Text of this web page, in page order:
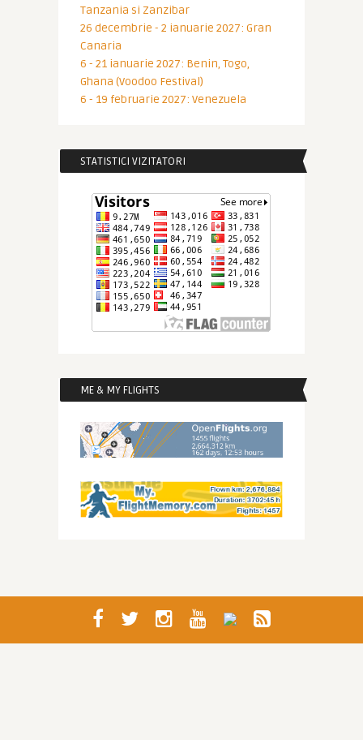
Tanzania si Zanzibar
26 decembrie - 2 ianuarie 2027: Gran
Canaria
6 - 21 ianuarie 2027: Benin, Togo,
Ghana (Voodoo Festival)
6 - 19 februarie 2027: Venezuela
STATISTICI VIZITATORI
ME & MY FLIGHTS